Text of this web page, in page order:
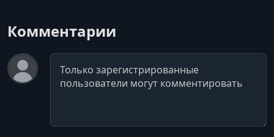
Комментарии
Комментарий